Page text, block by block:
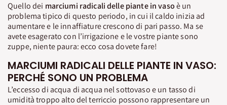
Quello dei marciumi radicali delle piante in vasoè un
problema tipico di questo periodo, in cui il caldo inizia ad
aumentare e le innaffiature crescono di pari passo. Ma se
avete esagerato con l’irrigazione e le vostre piante sono
zuppe, niente paura: ecco cosa dovete fare!
MARCIUMI RADICALI DELLE PIANTE IN VASO:
PERCHÉ SONO UN PROBLEMA
L’eccesso di acqua di acqua nel sottovaso e un tasso di
umidità troppo alto del terriccio possono rappresentare un